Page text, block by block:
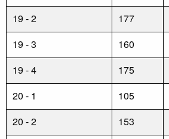
19 - 2
177
19 - 3
160
19 - 4
175
20 - 1
105
20 - 2
153